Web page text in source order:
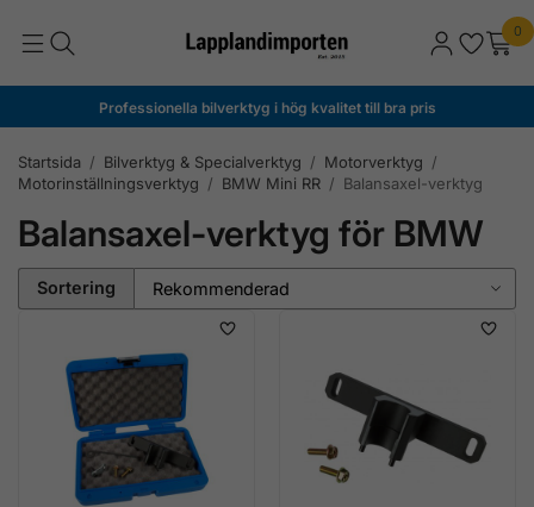
0
Professionella bilverktyg i hög kvalitet till bra pris
Startsida / Bilverktyg & Specialverktyg / Motorverktyg /
Motorinställningsverktyg / BMW Mini RR / Balansaxel-verktyg
Balansaxel-verktyg för BMW
Sortering